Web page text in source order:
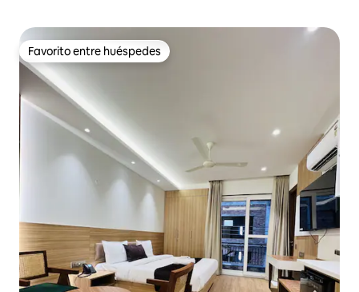
Favorito entre huéspedes
Favorito entre huéspedes